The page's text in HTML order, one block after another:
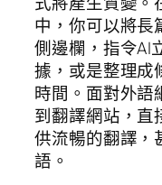
中，你可以將長
側邊欄，指令AI
據，或是整理成
時間。面對外語
到翻譯網站，直
供流暢的翻譯，
語。